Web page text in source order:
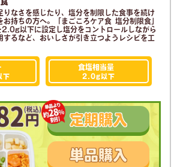
りなさを感じたり、塩分を制限した食事を続け
お持ちの方へ。「まごころケア食 塩分制限食」
以下に設定し塩分をコントロールしながら
するなど、おいしさが引き立つようレシピを工
下
食塩相当量
2.0g 以下
定期購入
単品購入